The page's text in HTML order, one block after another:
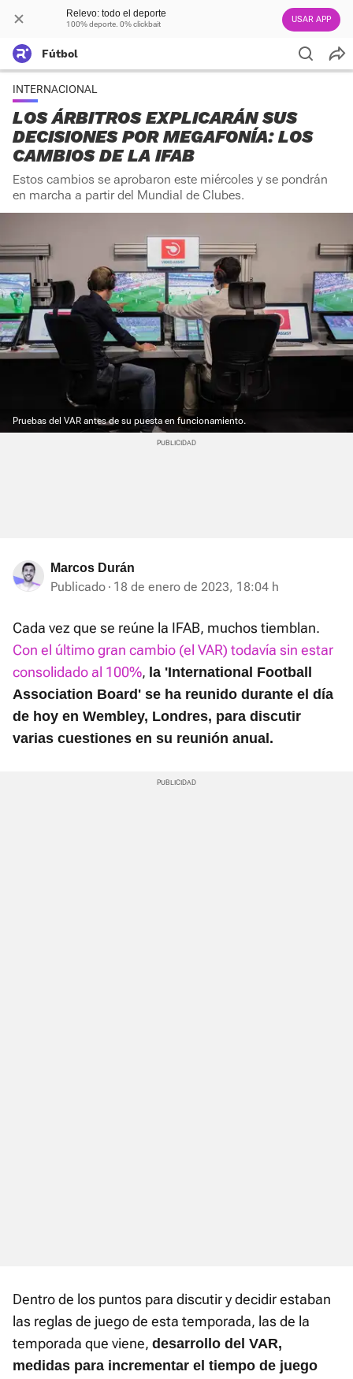
Relevo: todo el deporte
100% deporte. 0% clickbait USAR APP
Fútbol
INTERNACIONAL
LOS ÁRBITROS EXPLICARÁN SUS
DECISIONES POR MEGAFONÍA: LOS
CAMBIOS DE LA IFAB
Estos cambios se aprobaron este miércoles y se pondrán
en marcha a partir del Mundial de Clubes.
Pruebas del VAR antes de su puesta en funcionamiento.
Marcos Durán
Publicado 18 de enero de 2023, 18:04 h
Cada vez que se reúne la IFAB, muchos tiemblan.
Con el último gran cambio (el VAR) todavía sin estar
consolidado al 100%, la 'International Football
Association Board' se ha reunido durante el día
de hoy en Wembley, Londres, para discutir
varias cuestiones en su reunión anual.
Dentro de los puntos para discutir y decidir estaban
las reglas de juego de esta temporada, las de la
temporada que viene, desarrollo del VAR,
medidas para incrementar el tiempo de juego